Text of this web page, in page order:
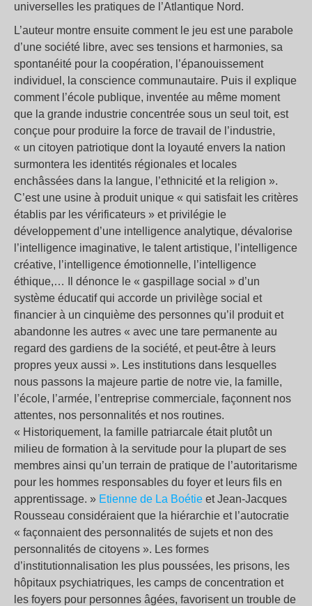
universelles les pratiques de l’Atlantique Nord.
L’auteur montre ensuite comment le jeu est une parabole
d’une société libre, avec ses tensions et harmonies, sa
spontanéité pour la coopération, l’épanouissement
individuel, la conscience communautaire. Puis il explique
comment l’école publique, inventée au même moment
que la grande industrie concentrée sous un seul toit, est
conçue pour produire la force de travail de l’industrie,
« un citoyen patriotique dont la loyauté envers la nation
surmontera les identités régionales et locales
enchâssées dans la langue, l’ethnicité et la religion ».
C’est une usine à produit unique « qui satisfait les critères
établis par les vérificateurs » et privilégie le
développement d’une intelligence analytique, dévalorise
l’intelligence imaginative, le talent artistique, l’intelligence
créative, l’intelligence émotionnelle, l’intelligence
éthique,… Il dénonce le « gaspillage social » d’un
système éducatif qui accorde un privilège social et
financier à un cinquième des personnes qu’il produit et
abandonne les autres « avec une tare permanente au
regard des gardiens de la société, et peut-être à leurs
propres yeux aussi ». Les institutions dans lesquelles
nous passons la majeure partie de notre vie, la famille,
l’école, l’armée, l’entreprise commerciale, façonnent nos
attentes, nos personnalités et nos routines.
« Historiquement, la famille patriarcale était plutôt un
milieu de formation à la servitude pour la plupart de ses
membres ainsi qu’un terrain de pratique de l’autoritarisme
pour les hommes responsables du foyer et leurs fils en
apprentissage. » Etienne de La Boétie et Jean-Jacques
Rousseau considéraient que la hiérarchie et l’autocratie
« façonnaient des personnalités de sujets et non des
personnalités de citoyens ». Les formes
d’institutionnalisation les plus poussées, les prisons, les
hôpitaux psychiatriques, les camps de concentration et
les foyers pour personnes âgées, favorisent un trouble de